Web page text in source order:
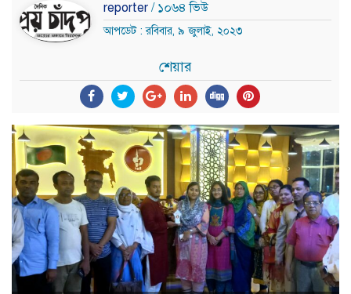
reporter / ১০৬৪ ভিউ
আপডেট : রবিবার, ৯ জুলাই, ২০২৩
শেয়ার